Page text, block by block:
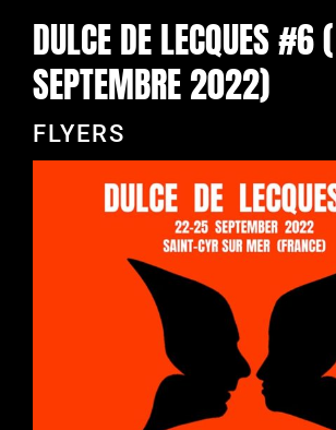
DULCE DE LECQUES #6 (
SEPTEMBRE 2022)
FLYERS